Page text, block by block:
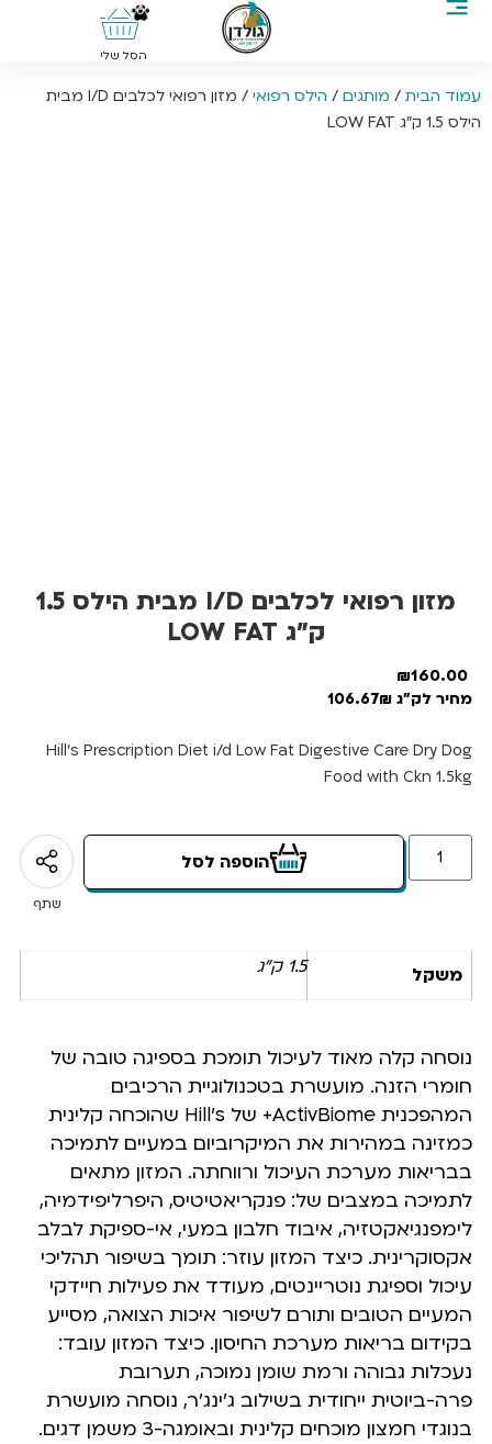
0
הסל שלי
עמוד הבית / מותגים / הילס רפואי
/ מזון רפואי לכלבים I/D מבית
הילס 1.5 ק”ג LOW FAT
מזון רפואי לכלבים I/D מבית הילס 1.5
ק”ג LOW FAT
160.00
₪
מחיר לק"ג 106.67₪
Hill’s Prescription Diet i/d Low Fat Digestive Care Dry Dog
Food with Ckn 1.5kg
הוספה לסל
שתף
משקל 1.5 ק"ג
נוסחה קלה מאוד לעיכול תומכת בספיגה טובה של
חומרי הזנה. מועשרת בטכנולוגיית הרכיבים
המהפכנית ActivBiome+ של Hill’s שהוכחה קלינית
כמזינה במהירות את המיקרוביום במעיים לתמיכה
בבריאות מערכת העיכול ורווחתה. המזון מתאים
לתמיכה במצבים של: פנקריאטיטיס, היפרליפידמיה,
לימפנגיאקטזיה, איבוד חלבון במעי, אי-ספיקת לבלב
אקסוקרינית. כיצד המזון עוזר: תומך בשיפור תהליכי
עיכול וספיגת נוטריינטים, מעודד את פעילות חיידקי
המעיים הטובים ותורם לשיפור איכות הצואה, מסייע
בקידום בריאות מערכת החיסון. כיצד המזון עובד:
נעכלות גבוהה ורמת שומן נמוכה, תערובת
פרה-ביוטית ייחודית בשילוב ג’ינג’ר, נוסחה מועשרת
בנוגדי חמצון מוכחים קלינית ובאומגה-3 משמן דגים.